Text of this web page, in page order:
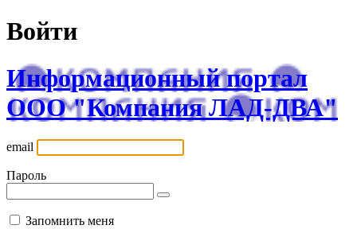
Войти
Информационный портал
ООО "Компания ЛАД-ДВА"
email
Пароль
Запомнить меня